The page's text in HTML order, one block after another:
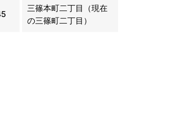
三篠本町二丁目（現在
の三篠町二丁目）